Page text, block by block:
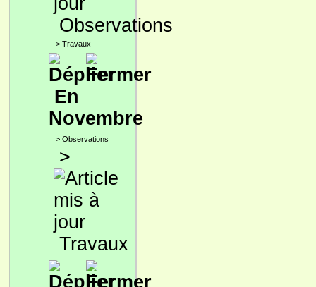
Observations
> Travaux
En
Novembre
> Observations
>
Travaux